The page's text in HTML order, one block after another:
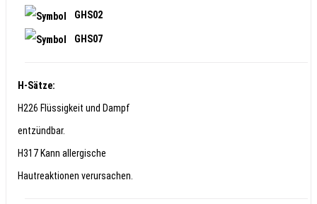
GHS02
GHS07
H-Sätze:
H226 Flüssigkeit und Dampf
entzündbar.
H317 Kann allergische
Hautreaktionen verursachen.